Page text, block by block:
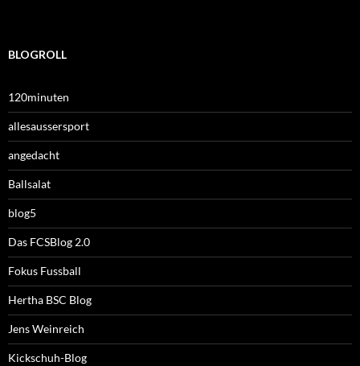
BLOGROLL
120minuten
allesaussersport
angedacht
Ballsalat
blog5
Das FCSBlog 2.0
Fokus Fussball
Hertha BSC Blog
Jens Weinreich
Kickschuh-Blog